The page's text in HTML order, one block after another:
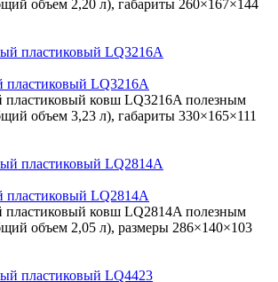
объем 2,20 л), габариты 260×167×144
пластиковый LQ3216A
ковш LQ3216A полезным
объем 3,23 л), габариты 330×165×111
пластиковый LQ2814A
ковш LQ2814A полезным
объем 2,05 л), размеры 286×140×103